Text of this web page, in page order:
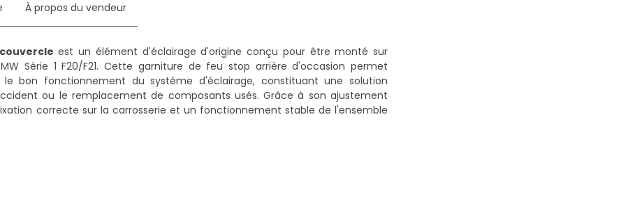
À propos du vendeur
est un élément d'éclairage d'origine conçu pour être monté sur
Série 1 F20/F21. Cette garniture de feu stop arrière d'occasion permet
bon fonctionnement du système d'éclairage, constituant une solution
ou le remplacement de composants usés. Grâce à son ajustement
correcte sur la carrosserie et un fonctionnement stable de l'ensemble